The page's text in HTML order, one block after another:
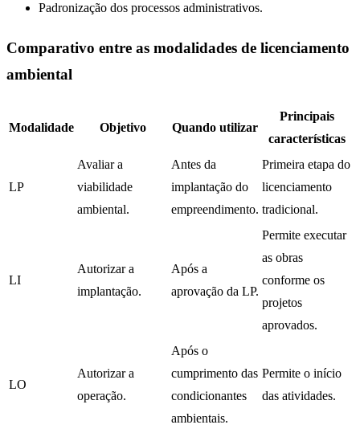
Padronização dos processos administrativos.
Comparativo entre as modalidades de licenciamento
ambiental
Modalidade Objetivo Quando utilizar
Principais
características
LP
Avaliar a
viabilidade
ambiental.
Antes da
implantação do
empreendimento.
Primeira etapa do
licenciamento
tradicional.
LI
Autorizar a
implantação.
Após a
aprovação da LP.
Permite executar
as obras
conforme os
projetos
aprovados.
LO
Autorizar a
operação.
Após o
cumprimento das
condicionantes
ambientais.
Permite o início
das atividades.